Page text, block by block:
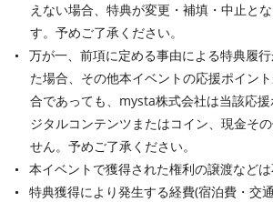
えない場合、特典が変更・補填・中止と
す。予めご了承ください。
万が一、前項に定める事由による特典履
た場合、その他本イベントの応援ポイン
合であっても、mysta株式会社は当該応
ジタルコンテンツまたはコイン、現金そ
せん。予めご了承ください。
本イベントで獲得された権利の譲渡などは
特典獲得により発生する経費(宿泊費・交